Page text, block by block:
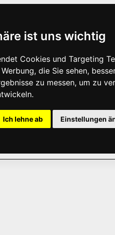
ist uns wichtig
Cookies und Targeting
die Sie sehen,
zu messen, um zu
Ich lehne ab Einstellungen